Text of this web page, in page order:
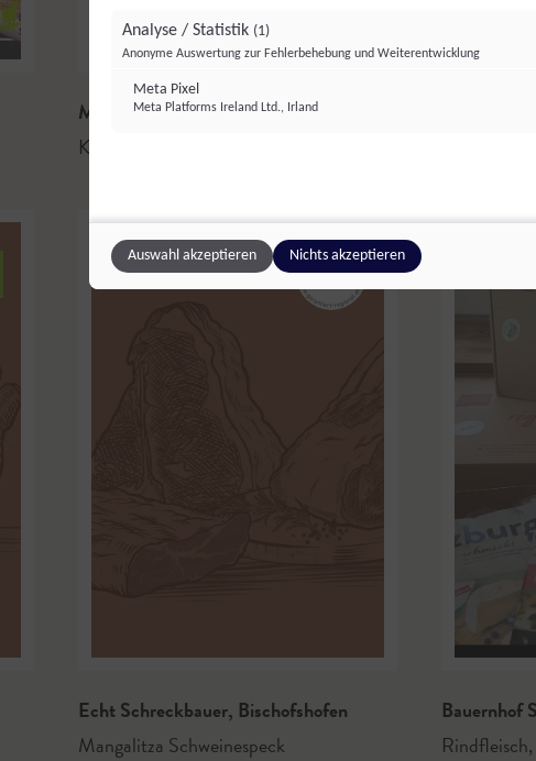
MundOrt Metzgerei,Annaberg
Kalbfleisch
Echt Schreckbauer, Bischofshofen
Mangalitza Schweinespeck
Bauernhof
Rindfleisch,
Analyse / Statistik (1)
Anonyme Auswertung zur Fehlerbehebung und Weiterentwicklung
Meta Pixel
Meta Platforms Ireland Ltd., Irland
Auswahl akzeptieren Nichts akzeptieren